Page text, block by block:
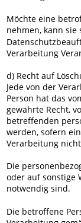
Möchte eine
nehmen, kann
Verarbeitung
d) Recht auf
Jede von der
Person hat das
gewährte Recht,
betreffenden
werden, sofern
Verarbeitung
Die
oder auf sonstige
notwendig sind.
Die betroffene